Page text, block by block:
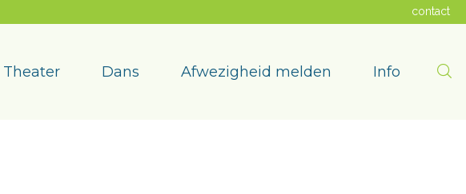
Theater Dans Afwezigheid melden Info
contact